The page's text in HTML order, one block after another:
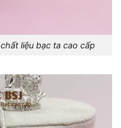
chất liệu bạc ta cao cấp